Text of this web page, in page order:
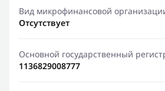
Вид микрофинансовой
Отсутствует
Основной государственный
1136829008777